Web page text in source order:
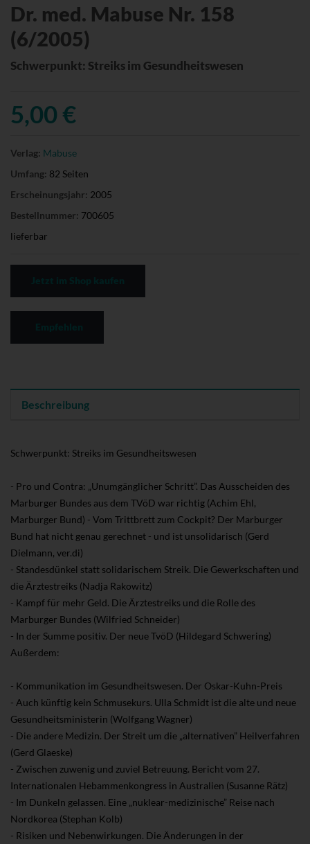
Dr. med. Mabuse Nr. 158
(6/2005)
Schwerpunkt: Streiks im Gesundheitswesen
5,00 €
Verlag: Mabuse
Umfang: 82 Seiten
Erscheinungsjahr: 2005
Bestellnummer: 700605
lieferbar
Beschreibung
Schwerpunkt: Streiks im Gesundheitswesen
- Pro und Contra: „Unumgänglicher Schritt”. Das Ausscheiden des
Marburger Bundes aus dem TVöD war richtig (Achim Ehl,
Marburger Bund) - Vom Trittbrett zum Cockpit? Der Marburger
Bund hat nicht genau gerechnet - und ist unsolidarisch (Gerd
Dielmann, ver.di)
- Standesdünkel statt solidarischem Streik. Die Gewerkschaften und
die Ärztestreiks (Nadja Rakowitz)
- Kampf für mehr Geld. Die Ärztestreiks und die Rolle des
Marburger Bundes (Wilfried Schneider)
- In der Summe positiv. Der neue TvöD (Hildegard Schwering)
Außerdem:
- Kommunikation im Gesundheitswesen. Der Oskar-Kuhn-Preis
- Auch künftig kein Schmusekurs. Ulla Schmidt ist die alte und neue
Gesundheitsministerin (Wolfgang Wagner)
- Die andere Medizin. Der Streit um die „alternativen” Heilverfahren
(Gerd Glaeske)
- Zwischen zuwenig und zuviel Betreuung. Bericht vom 27.
Internationalen Hebammenkongress in Australien (Susanne Rätz)
- Im Dunkeln gelassen. Eine „nuklear-medizinische” Reise nach
Nordkorea (Stephan Kolb)
- Risiken und Nebenwirkungen. Die Änderungen in der